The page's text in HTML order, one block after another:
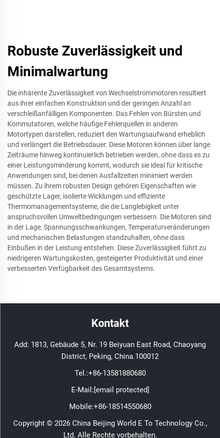
Robuste Zuverlässigkeit und
Minimalwartung
Die inhärente Zuverlässigkeit von Wechselstrommotoren resultiert
aus ihrer einfachen Konstruktion und der geringen Anzahl an
verschleißanfälligen Komponenten. Das Fehlen von Bürsten und
Kommutatoren, welche häufige Fehlerquellen in anderen
Motortypen darstellen, reduziert den Wartungsaufwand erheblich
und verlängert die Betriebsdauer. Diese Motoren können über lange
Zeiträume hinweg kontinuierlich betrieben werden, ohne dass es zu
einer Leistungsminderung kommt, wodurch sie ideal für kritische
Anwendungen sind, bei denen Ausfallzeiten minimiert werden
müssen. Zu ihrem robusten Design gehören Eigenschaften wie
geschützte Lager, isolierte Wicklungen und effiziente
Thermomanagementsysteme, die die Langlebigkeit unter
anspruchsvollen Umweltbedingungen verbessern. Die Motoren sind
in der Lage, Spannungsschwankungen, Temperaturveränderungen
und mechanischen Belastungen standzuhalten, ohne dass
Einbußen in der Leistung entstehen. Diese Zuverlässigkeit führt zu
niedrigeren Wartungskosten, gesteigerter Produktivität und einer
verbesserten Verfügbarkeit des Gesamtsystems.
Kontakt
Add: 1813, Gebäude 5, Nr. 19 Beiyuan East Road, Chaoyang
District, Peking, China.100012
Tel.:+86-13581880680
E-Mail:[email protected]
Mobile:+86-18514550680
Copyright © 2026 China Beijing World E To Technology Co.,
Ltd. Alle Rechte vorbehalten.